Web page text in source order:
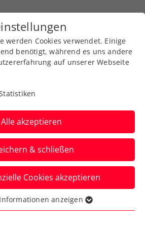
& Co.
Hauptfeld
600-Spieler und viele
starten am
werden Cookies verwendet. Einige
benötigt, während es uns andere
auf unserer Webseite
Alle akzeptieren
& schließen
Cookies akzeptieren
werden für grundlegende
anzeigen